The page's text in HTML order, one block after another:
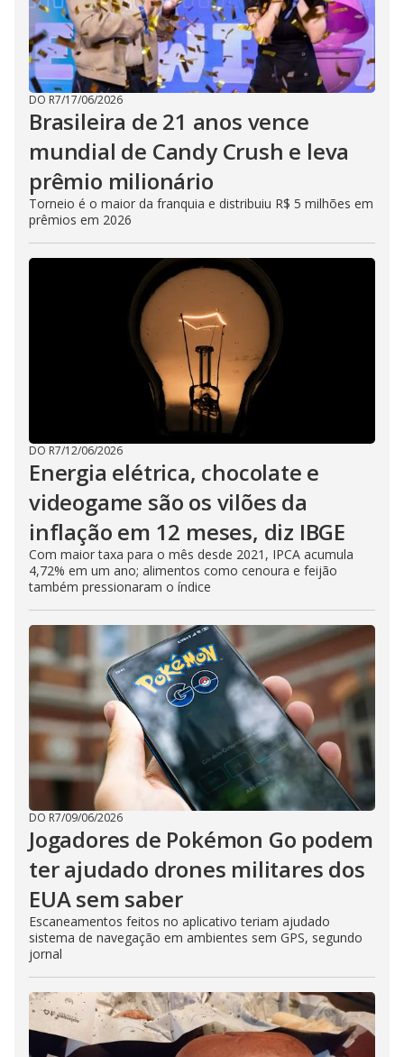
DO R7/17/06/2026
Brasileira de 21 anos vence
mundial de Candy Crush e leva
prêmio milionário
Torneio é o maior da franquia e distribuiu R$ 5 milhões em
prêmios em 2026
DO R7/12/06/2026
Energia elétrica, chocolate e
videogame são os vilões da
inflação em 12 meses, diz IBGE
Com maior taxa para o mês desde 2021, IPCA acumula
4,72% em um ano; alimentos como cenoura e feijão
também pressionaram o índice
DO R7/09/06/2026
Jogadores de Pokémon Go podem
ter ajudado drones militares dos
EUA sem saber
Escaneamentos feitos no aplicativo teriam ajudado
sistema de navegação em ambientes sem GPS, segundo
jornal